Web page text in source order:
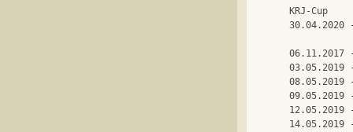
KRJ-Cup
06.11.2017
03.05.2019
08.05.2019
09.05.2019